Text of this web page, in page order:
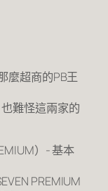
麼超商的PB王
難怪這兩家的
）- 基本
PREMIUM